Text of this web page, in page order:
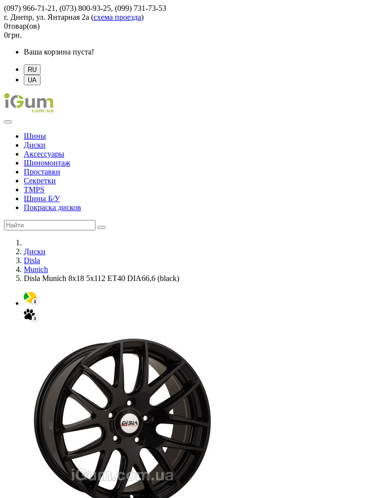
(097) 966-71-21, (073) 800-93-25, (099) 731-73-53
г. Днепр, ул. Янтарная 2а (схема проезда)
0товар(ов)
0грн.
Ваша корзина пуста!
RU
UA
Шины
Диски
Аксессуары
Шиномонтаж
Проставки
Секретки
TMPS
Шины Б/У
Покраска дисков
Диски
Disla
Munich
Disla Munich 8x18 5x112 ET40 DIA66,6 (black)